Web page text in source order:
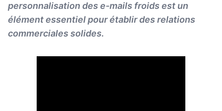
personnalisation des e-mails froids est un
élément essentiel pour établir des relations
commerciales solides.